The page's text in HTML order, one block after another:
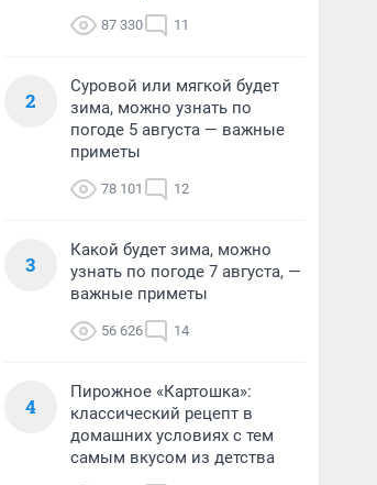
87 330 11
2
Суровой или мягкой будет
зима, можно узнать по
погоде 5 августа — важные
приметы
78 101 12
3
Какой будет зима, можно
узнать по погоде 7 августа, —
важные приметы
56 626 14
4
Пирожное «Картошка»:
классический рецепт в
домашних условиях с тем
самым вкусом из детства